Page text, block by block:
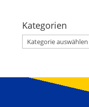
Kategorien
Kategorien